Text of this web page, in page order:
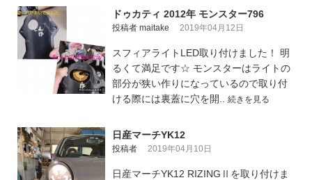
ドゥカティ 2012年 モンスター796
投稿者 maitake 2019年04月12日
スフィアライトLED取り付けました！ 明
るくて満足です☆ モンスターはライトの
部分が狭い作りになっているので取り付
ける際には裏蓋に穴を開.. 続きを見る
日産マーチYK12
投稿者 2019年04月10日
日産マーチYK12 RIZINGⅡを取り付けま